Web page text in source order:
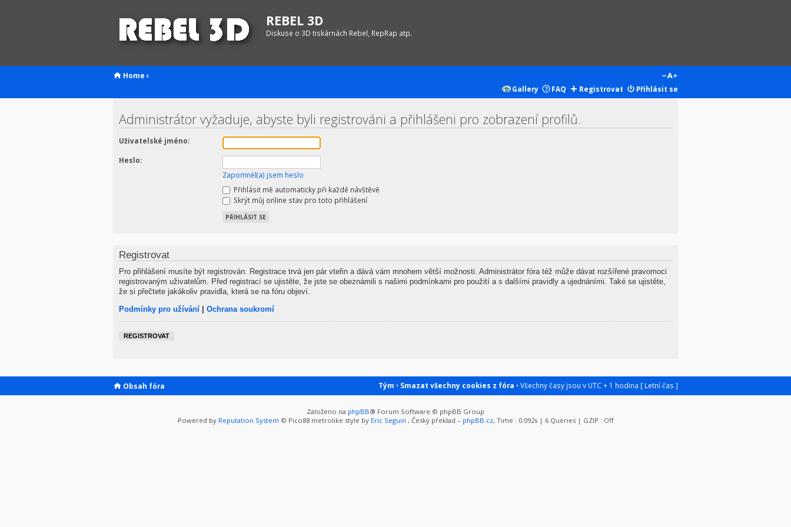
REBEL 3D
Diskuse o 3D tiskárnách Rebel, RepRap atp.
Home ‹
Gallery
FAQ Registrovat Přihlásit se
Administrátor vyžaduje, abyste byli registrováni a přihlášeni pro zobrazení profilů.
Uživatelské jméno:
Heslo:
Zapomněl(a) jsem heslo
Přihlásit mě automaticky při každé návštěvě
Skrýt můj online stav pro toto přihlášení
Registrovat
Pro přihlášení musíte být registrován. Registrace trvá jen pár vteřin a dává vám mnohem větší možnosti. Administrátor fóra též může dávat rozšířené pravomoci
registrovaným uživatelům. Před registrací se ujistěte, že jste se obeznámili s našimi podmínkami pro použití a s dalšími pravidly a ujednáními. Také se ujistěte,
že si přečtete jakákoliv pravidla, která se na fóru objeví.
Podmínky pro užívání | Ochrana soukromí
REGISTROVAT
Obsah fóra Tým • Smazat všechny cookies z fóra • Všechny časy jsou v UTC + 1 hodina [ Letní čas ]
Založeno na phpBB® Forum Software © phpBB Group
Powered by Reputation System © Pico88 metrolike style by Eric Seguin , Český překlad – phpBB.cz, Time : 0.092s | 6 Queries | GZIP : Off